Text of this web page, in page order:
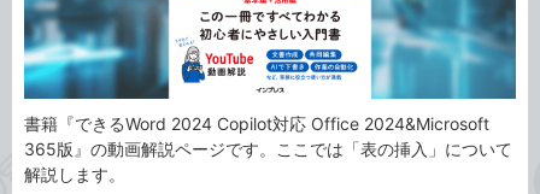
書籍『できるWord 2024 Copilot対応 Office 2024&Microsoft
365版』の動画解説ページです。ここでは「表の挿入」について
解説します。